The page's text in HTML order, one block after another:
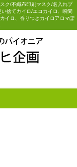
ク/不織布印刷マスク/名入れプ
捨てカイロ/エコカイロ、瞬間
イロ、香りつきカイロアロマぽ